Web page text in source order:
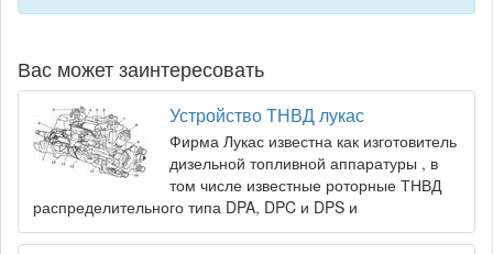
Вас может заинтересовать
Устройство ТНВД лукас
Фирма Лукас известна как изготовитель
дизельной топливной аппаратуры , в
том числе известные роторные ТНВД
распределительного типа DPA, DPC и DPS и